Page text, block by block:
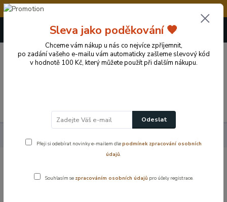
💥Vážení zákazníci, v době od 8.8. - 15.8.2026
+420 724 722 973
(Po-Pá, 09-17 hod.)
0 Kč
Koupelnové vybavení a doplňky
Sleva jako poděkování 🧡
Chceme vám nákup u nás co nejvíce zpříjemnit,
po zadání vašeho e-mailu vám automaticky zašleme slevový kód
v hodnotě 100 Kč, který můžete použít při dalším nákupu.
Odeslat
Přeji si odebírat novinky e-mailem dlepodmínek zpracování osobních
údajů.
Souhlasím se zpracováním osobních údajů pro účely registrace.